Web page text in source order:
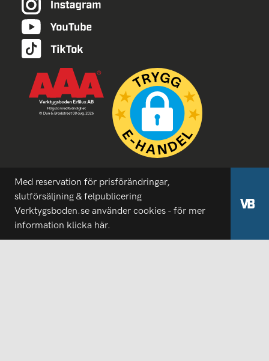
Med reservation för prisförändringar,
slutförsäljning & felpublicering
Verktygsboden.se använder cookies - för mer
information klicka här.